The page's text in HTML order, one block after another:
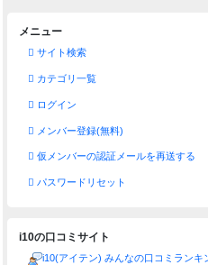
メニュー
サイト検索
カテゴリ一覧
ログイン
メンバー登録(無料)
仮メンバーの認証メールを再送する
パスワードリセット
i10の口コミサイト
i10(アイテン) みんなの口コミランキ